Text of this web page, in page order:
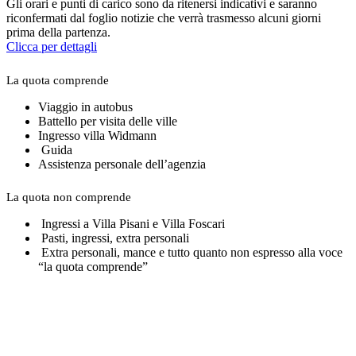
Gli orari e punti di carico sono da ritenersi indicativi e saranno
riconfermati dal foglio notizie che verrà trasmesso alcuni giorni
prima della partenza.
Clicca per dettagli
La quota comprende
Viaggio in autobus
Battello per visita delle ville
Ingresso villa Widmann
Guida
Assistenza personale dell’agenzia
La quota non comprende
Ingressi a Villa Pisani e Villa Foscari
Pasti, ingressi, extra personali
Extra personali, mance e tutto quanto non espresso alla voce
“la quota comprende”